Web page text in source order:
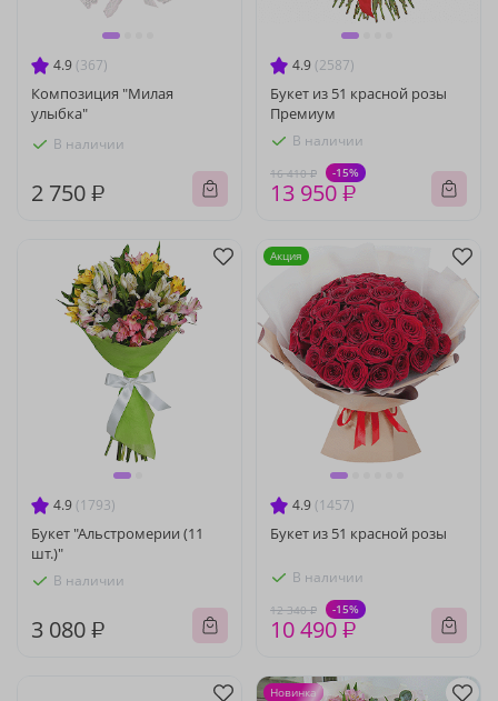
4.9 (367)
Композиция "Милая
улыбка"
В наличии
2 750 ₽
4.9 (2587)
Букет из 51 красной розы
Премиум
В наличии
16 410 ₽ -15%
13 950 ₽
4.9 (1793)
Букет "Альстромерии (11
шт.)"
В наличии
3 080 ₽
4.9 (1457)
Букет из 51 красной розы
В наличии
12 340 ₽ -15%
10 490 ₽
Акция
Новинка